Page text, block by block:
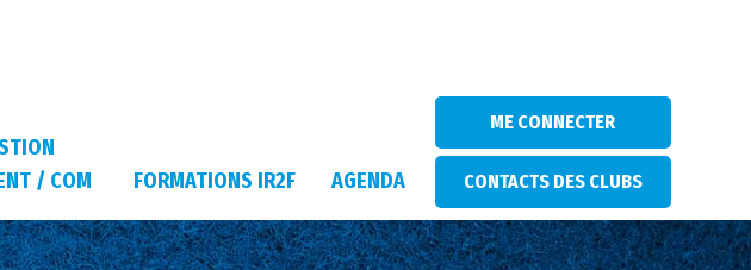
/ COM
FORMATIONS IR2F AGENDA
ME CONNECTER
CONTACTS DES CLUBS